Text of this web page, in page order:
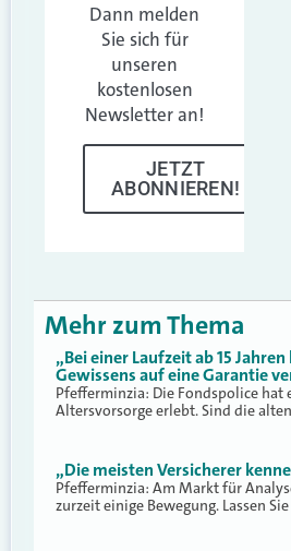
Dann melden
Sie sich für
unseren
kostenlosen
Newsletter an!
JETZT
ABONNIEREN!
Mehr zum Thema
„Bei einer Laufzeit ab 15
Gewissens auf eine Garantie
Pfefferminzia: Die Fondspolice hat
Altersvorsorge erlebt. Sind die
„Die meisten Versicherer
Pfefferminzia: Am Markt für
zurzeit einige Bewegung. Lassen